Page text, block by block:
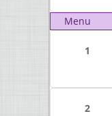
Menu
1
2